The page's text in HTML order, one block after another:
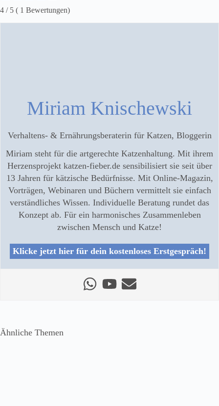
4 / 5 ( 1 Bewertungen)
Miriam Knischewski
Verhaltens- & Ernährungsberaterin für Katzen, Bloggerin
Miriam steht für die artgerechte Katzenhaltung. Mit ihrem
Herzensprojekt katzen-fieber.de sensibilisiert sie seit über
13 Jahren für kätzische Bedürfnisse. Mit Online-Magazin,
Vorträgen, Webinaren und Büchern vermittelt sie einfach
verständliches Wissen. Individuelle Beratung rundet das
Konzept ab. Für ein harmonisches Zusammenleben
zwischen Mensch und Katze!
Klicke jetzt hier für dein kostenloses Erstgespräch!
Ähnliche Themen